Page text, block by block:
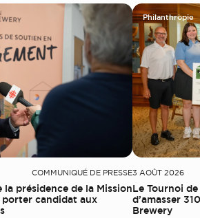
COMMUNIQUÉ DE PRESSE
présidence de la Mission
candidat aux
Philanthropie
3 AOÛT 2026
Le Tournoi
d’amasser
Brewery